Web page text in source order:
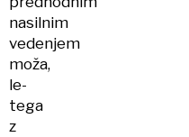
nasilnim
vedenjem
moža,
le-
tega
z